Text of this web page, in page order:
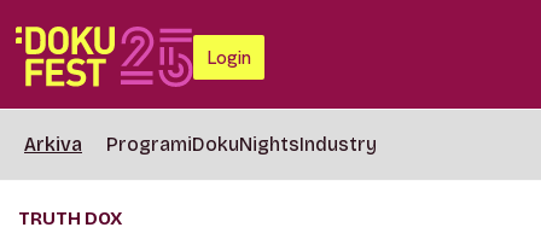
Login
Arkiva ProgramiDokuNightsIndustry
TRUTH DOX